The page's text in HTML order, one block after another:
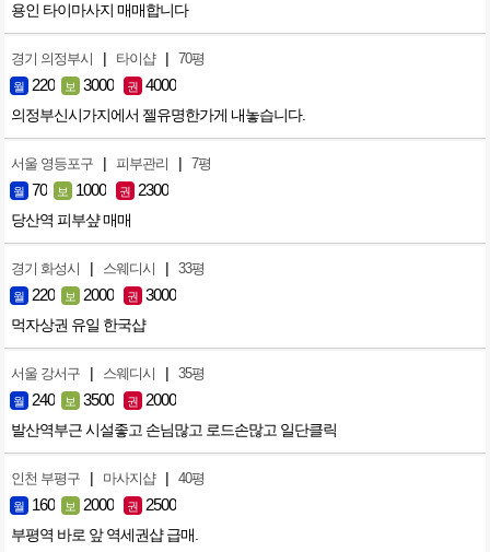
용인 타이마사지 매매합니다
경기 의정부시 | 타이샵 | 70평
월 220 보 3000 권 4000
의정부신시가지에서 젤유명한가게 내놓습니다.
서울 영등포구 | 피부관리 | 7평
월 70 보 1000 권 2300
당산역 피부샾 매매
경기 화성시 | 스웨디시 | 33평
월 220 보 2000 권 3000
먹자상권 유일 한국샵
서울 강서구 | 스웨디시 | 35평
월 240 보 3500 권 2000
발산역부근 시설좋고 손님많고 로드손많고 일단클릭
인천 부평구 | 마사지샵 | 40평
월 160 보 2000 권 2500
부평역 바로 앞 역세권샵 급매.